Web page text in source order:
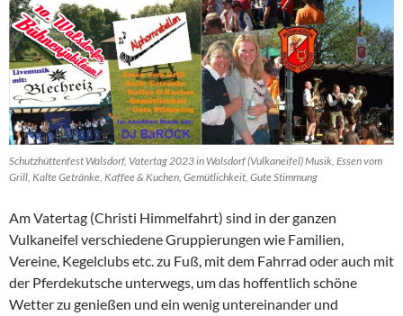
Schutzhüttenfest Walsdorf, Vatertag 2023 in Walsdorf (Vulkaneifel) Musik, Essen vom
Grill, Kalte Getränke, Kaffee & Kuchen, Gemütlichkeit, Gute Stimmung
Am Vatertag (Christi Himmelfahrt) sind in der ganzen
Vulkaneifel verschiedene Gruppierungen wie Familien,
Vereine, Kegelclubs etc. zu Fuß, mit dem Fahrrad oder auch mit
der Pferdekutsche unterwegs, um das hoffentlich schöne
Wetter zu genießen und ein wenig untereinander und